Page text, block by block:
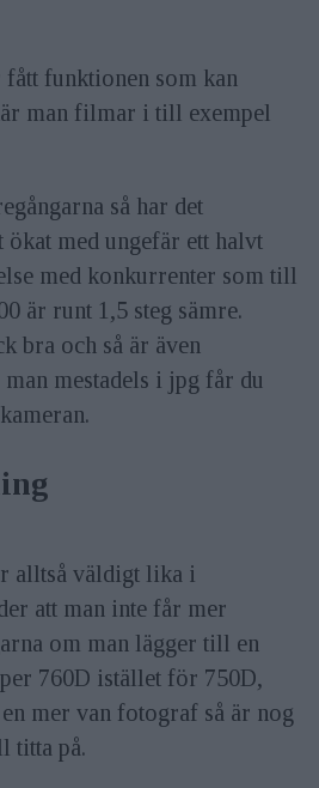
funktionen som kan
man filmar i till exempel
så har det
ökat med ungefär ett halvt
med konkurrenter som till
är runt 1,5 steg sämre.
bra och så är även
mestadels i jpg får du
alltså väldigt lika i
att man inte får mer
om man lägger till en
760D istället för 750D,
mer van fotograf så är nog
titta på.